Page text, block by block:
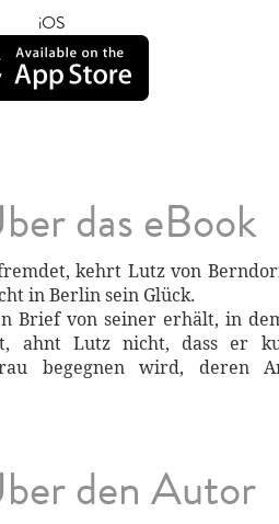
iOS
das eBook
kehrt Lutz von
in Berlin sein Glück.
Brief von seiner erhält, in
ahnt Lutz nicht, dass er
begegnen wird, deren
den Autor